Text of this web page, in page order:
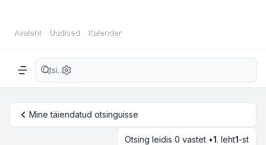
Avaleht Uudised Kalender
Navigation menu
Täiendatud otsing
Mine täiendatud otsinguisse
Otsing leidis 0 vastet •1. leht1-st